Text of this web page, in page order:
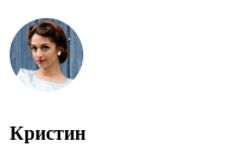
Кристин